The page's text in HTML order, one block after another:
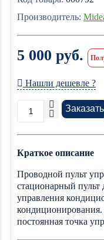
Производитель:
5 000 руб.
Нашли дешевле ?
Заказать
Краткое описание
Проводной пульт
стационарный пульт
управления
постоянная точка